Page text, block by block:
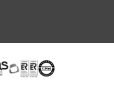
Certificaciones